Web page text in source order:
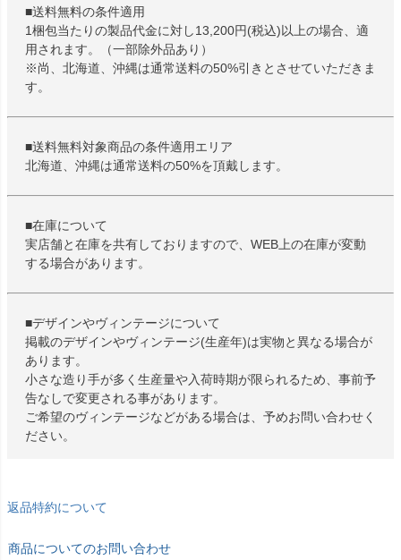
■送料無料の条件適用
1梱包当たりの製品代金に対し13,200円(税込)以上の場合、適
用されます。（一部除外品あり）
※尚、北海道、沖縄は通常送料の50%引きとさせていただきま
す。
■送料無料対象商品の条件適用エリア
北海道、沖縄は通常送料の50%を頂戴します。
■在庫について
実店舗と在庫を共有しておりますので、WEB上の在庫が変動
する場合があります。
■デザインやヴィンテージについて
掲載のデザインやヴィンテージ(生産年)は実物と異なる場合が
あります。
小さな造り手が多く生産量や入荷時期が限られるため、事前予
告なしで変更される事があります。
ご希望のヴィンテージなどがある場合は、予めお問い合わせく
ださい。
返品特約について
商品についてのお問い合わせ